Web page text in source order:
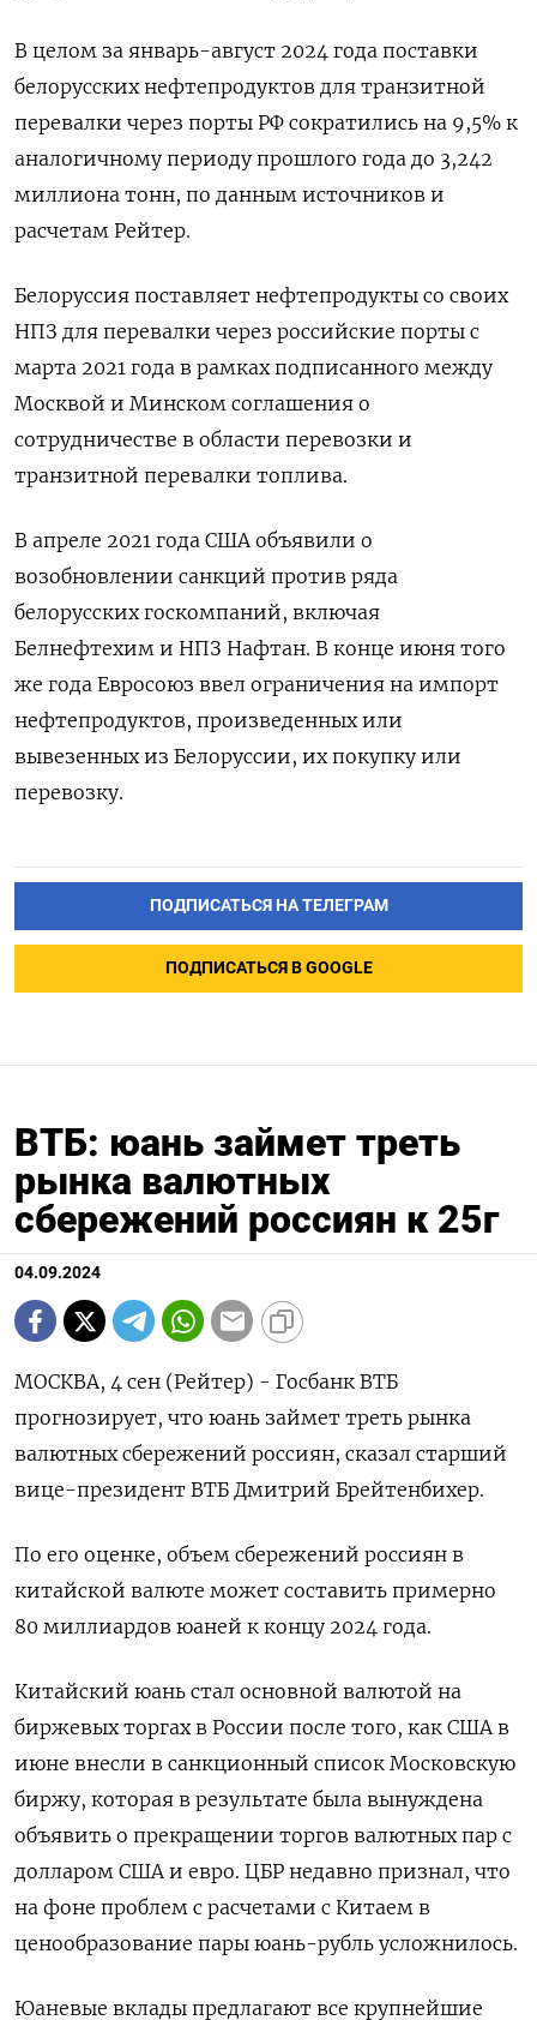
В целом за январь-август 2024 года поставки
белорусских нефтепродуктов для транзитной
перевалки через порты РФ сократились на 9,5% к
аналогичному периоду прошлого года до 3,242
миллиона тонн, по данным источников и
расчетам Рейтер.
Белоруссия поставляет нефтепродукты со своих
НПЗ для перевалки через российские порты с
марта 2021 года в рамках подписанного между
Москвой и Минском соглашения о
сотрудничестве в области перевозки и
транзитной перевалки топлива.
В апреле 2021 года США объявили о
возобновлении санкций против ряда
белорусских госкомпаний, включая
Белнефтехим и НПЗ Нафтан. В конце июня того
же года Евросоюз ввел ограничения на импорт
нефтепродуктов, произведенных или
вывезенных из Белоруссии, их покупку или
перевозку.
ПОДПИСАТЬСЯ НА ТЕЛЕГРАМ
ПОДПИСАТЬСЯ В GOOGLE
ВТБ: юань займет треть
рынка валютных
сбережений россиян к 25г
04.09.2024
МОСКВА, 4 сен (Рейтер) - Госбанк ВТБ
прогнозирует, что юань займет треть рынка
валютных сбережений россиян, сказал старший
вице-президент ВТБ Дмитрий Брейтенбихер.
По его оценке, объем сбережений россиян в
китайской валюте может составить примерно
80 миллиардов юаней к концу 2024 года.
Китайский юань стал основной валютой на
биржевых торгах в России после того, как США в
июне внесли в санкционный список Московскую
биржу, которая в результате была вынуждена
объявить о прекращении торгов валютных пар с
долларом США и евро. ЦБР недавно признал, что
на фоне проблем с расчетами с Китаем в
ценообразование пары юань-рубль усложнилось.
Юаневые вклады предлагают все крупнейшие